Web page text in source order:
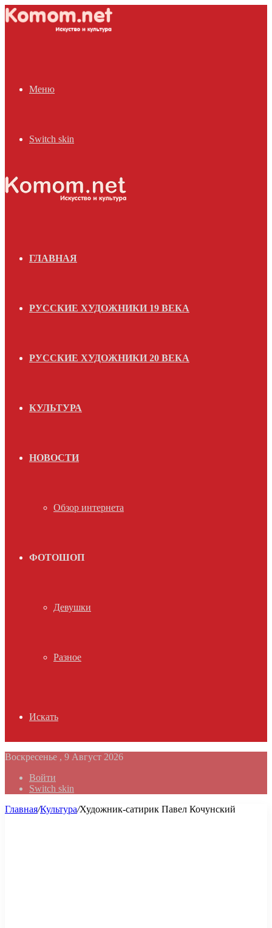
Меню
Switch skin
ГЛАВНАЯ
РУССКИЕ ХУДОЖНИКИ 19 ВЕКА
РУССКИЕ ХУДОЖНИКИ 20 ВЕКА
КУЛЬТУРА
НОВОСТИ
Обзор интернета
ФОТОШОП
Девушки
Разное
Искать
Воскресенье , 9 Август 2026
Войти
Switch skin
Главная/Культура/Художник-сатирик Павел Кочунский